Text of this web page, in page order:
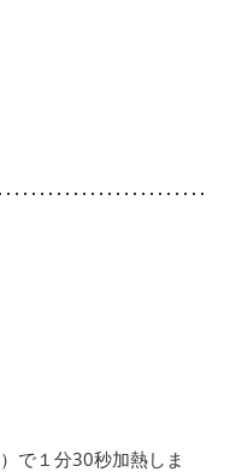
で１分30秒加熱しま